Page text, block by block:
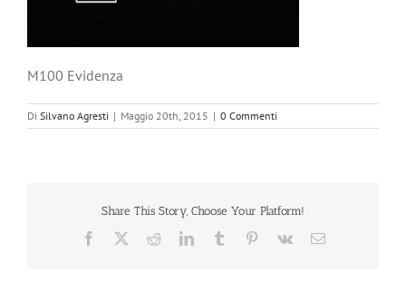
M100 Evidenza
Di Silvano Agresti | Maggio 20th, 2015 | 0 Commenti
Share This Story, Choose Your Platform!
Facebook RedditLinkedInTumblr Pinterest
Vk Email